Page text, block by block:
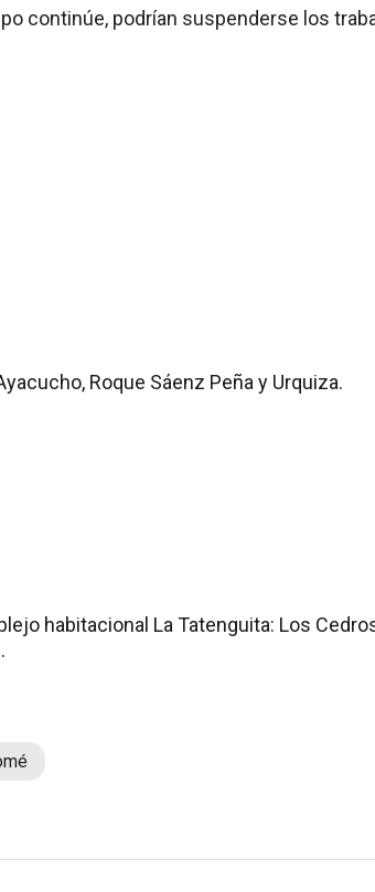
continúe, podrían suspenderse los
Roque Sáenz Peña y Urquiza.
habitacional La Tatenguita: Los